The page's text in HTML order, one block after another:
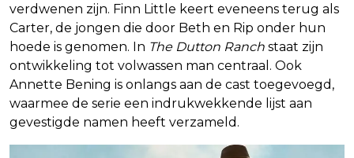
verdwenen zijn. Finn Little keert eveneens terug als
Carter, de jongen die door Beth en Rip onder hun
hoede is genomen. In The Dutton Ranch staat zijn
ontwikkeling tot volwassen man centraal. Ook
Annette Bening is onlangs aan de cast toegevoegd,
waarmee de serie een indrukwekkende lijst aan
gevestigde namen heeft verzameld.